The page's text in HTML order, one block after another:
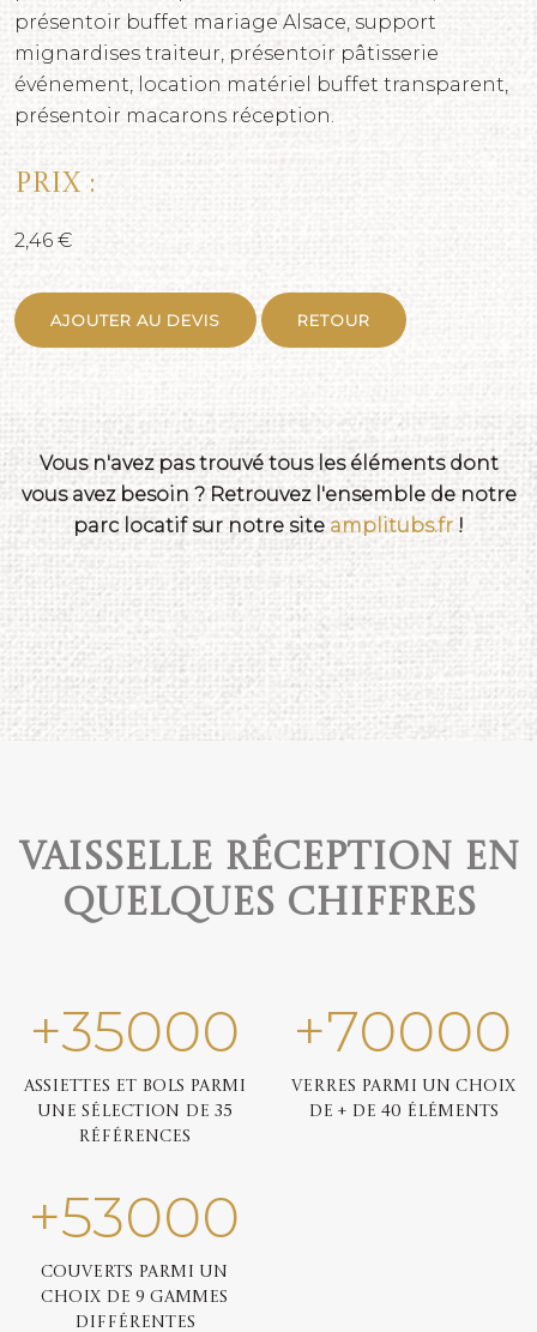
présentoir buffet mariage Alsace, support
mignardises traiteur, présentoir pâtisserie
événement, location matériel buffet transparent,
présentoir macarons réception.
Prix :
2,46 €
AJOUTER AU DEVIS RETOUR
Vous n'avez pas trouvé tous les éléments dont
vous avez besoin ? Retrouvez l'ensemble de notre
parc locatif sur notre site amplitubs.fr !
Vaisselle réception en
quelques chiffres
+35000
Assiettes et bols parmi
une sélection de 35
références
+70000
Verres parmi un choix
de + de 40 éléments
+53000
Couverts parmi un
choix de 9 gammes
différentes